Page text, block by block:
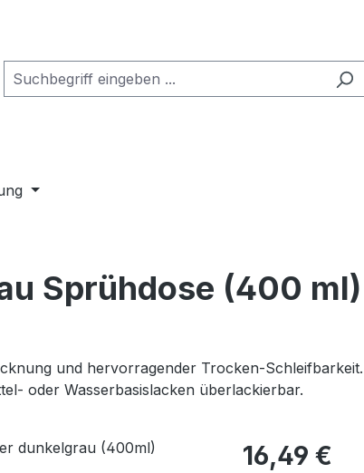
Sprühdose (400 ml)
und hervorragender Trocken-
oder Wasserbasislacken überlackierbar.
Regulärer Preis:
16,49 €